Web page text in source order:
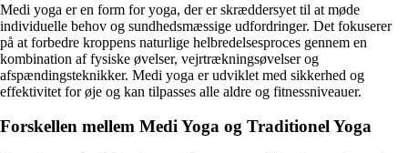
Medi yoga er en form for yoga, der er skræddersyet til at møde
individuelle behov og sundhedsmæssige udfordringer. Det fokuserer
på at forbedre kroppens naturlige helbredelsesproces gennem en
kombination af fysiske øvelser, vejrtrækningsøvelser og
afspændingsteknikker. Medi yoga er udviklet med sikkerhed og
effektivitet for øje og kan tilpasses alle aldre og fitnessniveauer.
Forskellen mellem Medi Yoga og Traditionel Yoga